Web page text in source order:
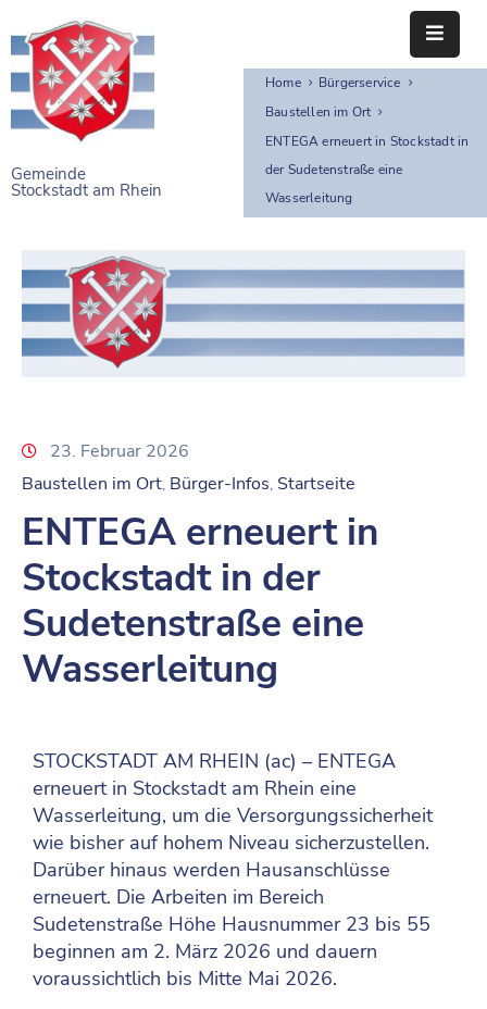
Gemeinde
Stockstadt am Rhein
STARTSEITE
RATHAUS
BÜRGERSERVICE
NAHERHOLUNG
FREIZEITEINRICHTUNGEN
Home
Bürgerservice
Baustellen im Ort
ENTEGA erneuert in Stockstadt in
der Sudetenstraße eine
Wasserleitung
23. Februar 2026
Baustellen im Ort‚ Bürger-Infos‚ Startseite
ENTEGA erneuert in
Stockstadt in der
Sudetenstraße eine
Wasserleitung
STOCKSTADT AM RHEIN (ac) – ENTEGA
erneuert in Stockstadt am Rhein eine
Wasserleitung, um die Versorgungssicherheit
wie bisher auf hohem Niveau sicherzustellen.
Darüber hinaus werden Hausanschlüsse
erneuert. Die Arbeiten im Bereich
Sudetenstraße Höhe Hausnummer 23 bis 55
beginnen am 2. März 2026 und dauern
voraussichtlich bis Mitte Mai 2026.